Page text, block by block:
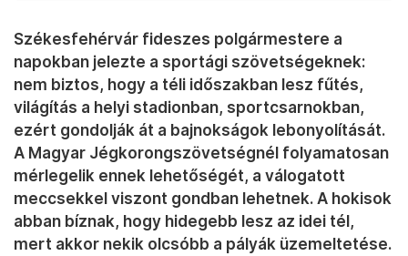
Székesfehérvár fideszes polgármestere a
napokban jelezte a sportági szövetségeknek:
nem biztos, hogy a téli időszakban lesz fűtés,
világítás a helyi stadionban, sportcsarnokban,
ezért gondolják át a bajnokságok lebonyolítását.
A Magyar Jégkorongszövetségnél folyamatosan
mérlegelik ennek lehetőségét, a válogatott
meccsekkel viszont gondban lehetnek. A hokisok
abban bíznak, hogy hidegebb lesz az idei tél,
mert akkor nekik olcsóbb a pályák üzemeltetése.